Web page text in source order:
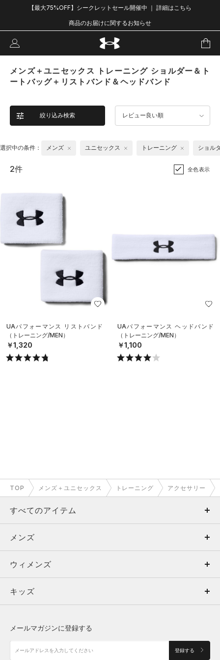
【最大75%OFF】シークレットセール開催中 ｜ 詳細はこちら
商品のお届けに関するお知らせ
メンズ＋ユニセックス トレーニング ショルダー＆ト
ートバッグ＋リストバンド＆ヘッドバンド
絞り込み検索 レビュー良い順
選択中の条件： メンズ ユニセックス トレーニング ショル
2件 全色表示
UAパフォーマンス リストバンド
（トレーニング/MEN）
￥1,320
UAパフォーマンス ヘッドバンド
（トレーニング/MEN）
￥1,100
TOP メンズ＋ユニセックス トレーニング アクセサリー
すべてのアイテム
メンズ
ウィメンズ
キッズ
アクセサリー
メンズ
トップス
ボトムス
アクセサリー
ウィメンズ
トップス
シューズ
キッズ
メールマガジンに登録する
登録する